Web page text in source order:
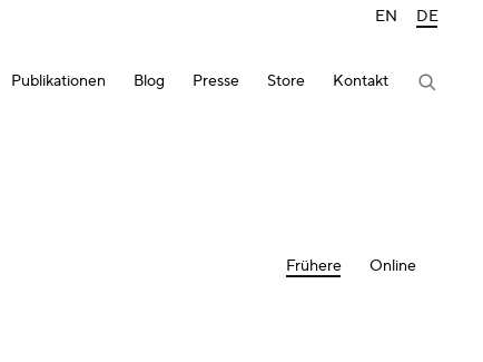
Publikationen Blog Presse Store Kontakt
EN DE
Frühere Online